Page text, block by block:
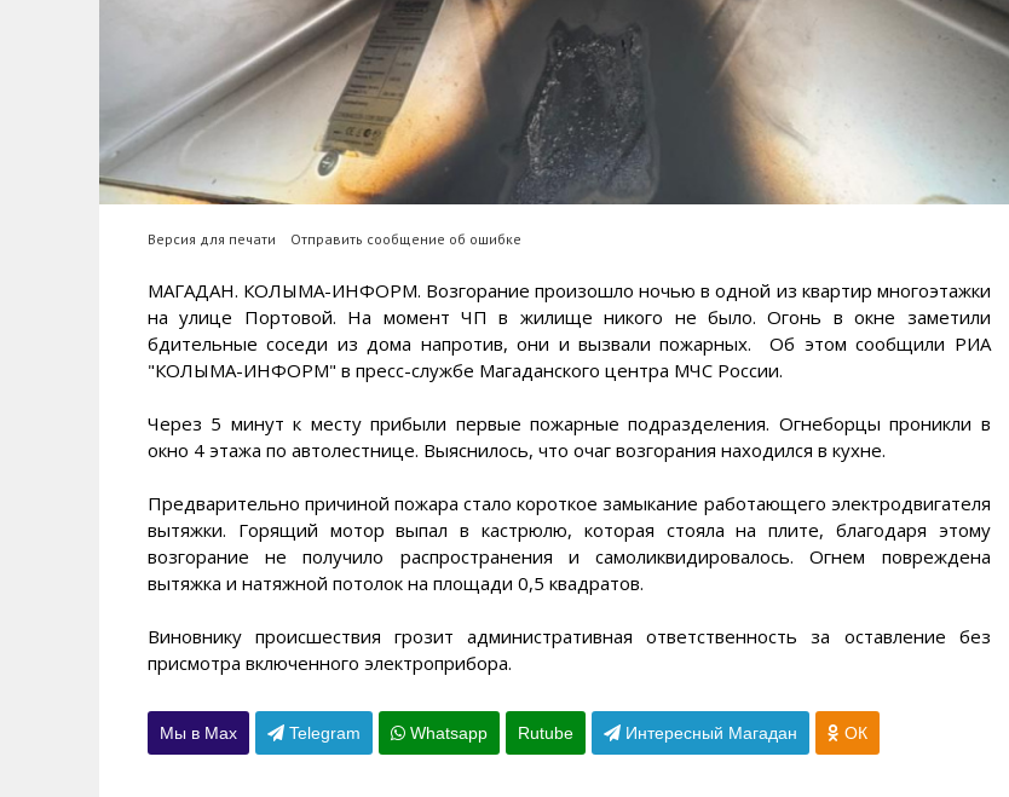
Версия для печати Отправить сообщение об ошибке
МАГАДАН. КОЛЫМА-ИНФОРМ. Возгорание произошло ночью в одной из квартир многоэтажки
на улице Портовой. На момент ЧП в жилище никого не было. Огонь в окне заметили
бдительные соседи из дома напротив, они и вызвали пожарных. Об этом сообщили РИА
"КОЛЫМА-ИНФОРМ" в пресс-службе Магаданского центра МЧС России.
Через 5 минут к месту прибыли первые пожарные подразделения. Огнеборцы проникли в
окно 4 этажа по автолестнице. Выяснилось, что очаг возгорания находился в кухне.
Предварительно причиной пожара стало короткое замыкание работающего электродвигателя
вытяжки. Горящий мотор выпал в кастрюлю, которая стояла на плите, благодаря этому
возгорание не получило распространения и самоликвидировалось. Огнем повреждена
вытяжка и натяжной потолок на площади 0,5 квадратов.
Виновнику происшествия грозит административная ответственность за оставление без
присмотра включенного электроприбора.
Мы в Max Telegram Whatsapp Rutube Интересный Магадан ОК